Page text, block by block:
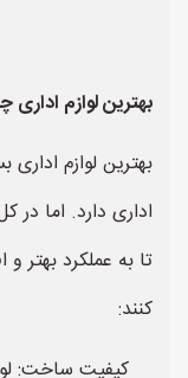
بهترین لوازم
بهترین لوازم
اداری دارد. اما در
تا به عملکرد بهتر
کنند:
کیفیت ساخت: